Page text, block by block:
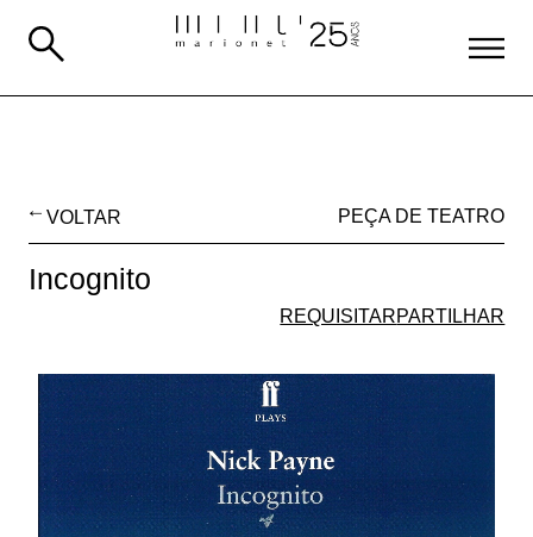
VOLTAR PEÇA DE TEATRO
Incognito
REQUISITARPARTILHAR